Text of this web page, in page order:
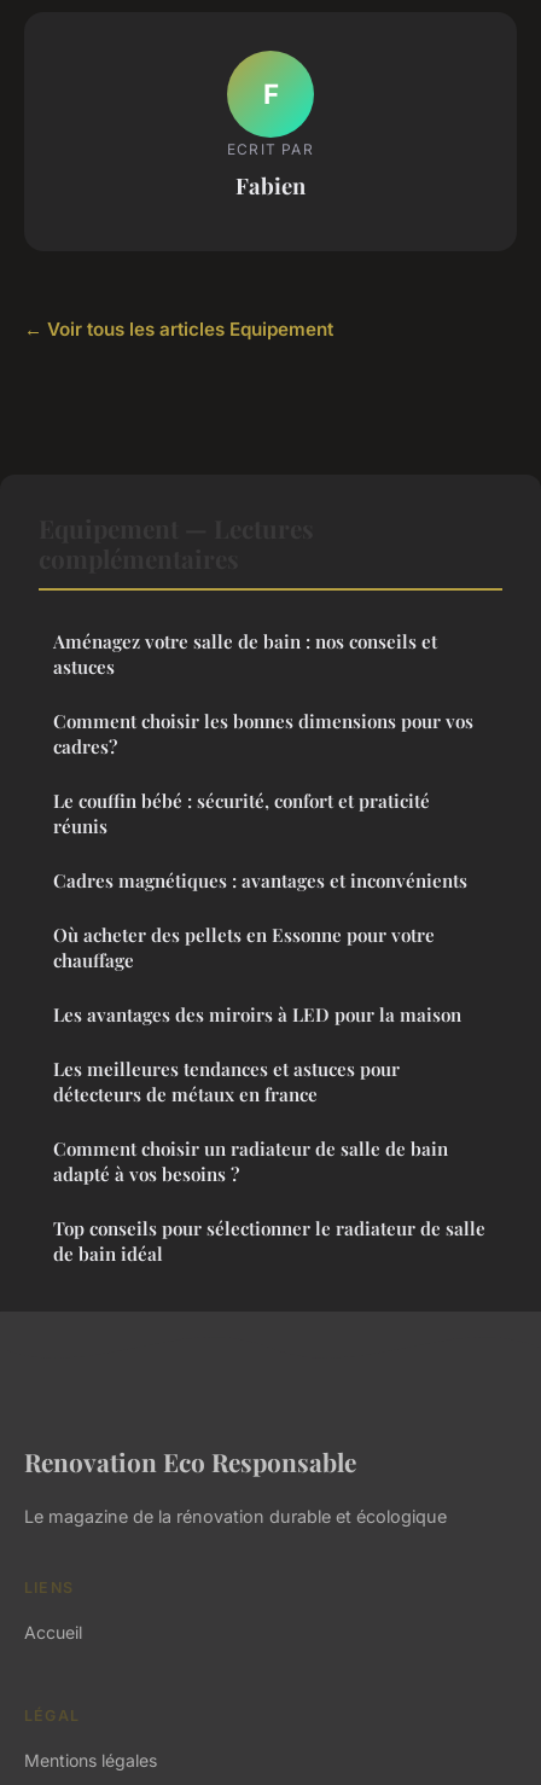
F
ECRIT PAR
Fabien
← Voir tous les articles Equipement
Aménagez votre salle de bain : nos conseils et
astuces
Comment choisir les bonnes dimensions pour vos
cadres?
Le couffin bébé : sécurité, confort et praticité
réunis
Cadres magnétiques : avantages et inconvénients
Où acheter des pellets en Essonne pour votre
chauffage
Les avantages des miroirs à LED pour la maison
Les meilleures tendances et astuces pour
détecteurs de métaux en france
Comment choisir un radiateur de salle de bain
adapté à vos besoins ?
Top conseils pour sélectionner le radiateur de salle
de bain idéal
Renovation Eco Responsable
Le magazine de la rénovation durable et écologique
LIENS
Accueil
LÉGAL
Mentions légales